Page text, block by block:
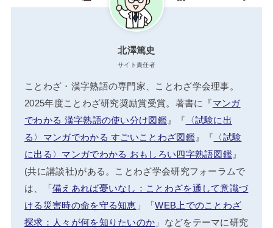
北澤篤史
サイト責任者
ことわざ・漢字熟語の専門家、ことわざ学会理事。
2025年度ことわざ研究奨励賞受賞。著書に『マンガ
でわかる 漢字熟語の使い分け図鑑』『 〈試験に出
る〉マンガでわかる すごいことわざ図鑑』『 〈試験
に出る〉マンガでわかる おもしろい四字熟語図鑑 』
(共に講談社)がある。ことわざ学会研究フォーラムで
は、「備えあれば憂いなし：ことわざを通して意識づ
ける災害時の命を守る知恵 」「WEB上でのことわざ
探求：人々が何を知りたいのか 」などをテーマに研究